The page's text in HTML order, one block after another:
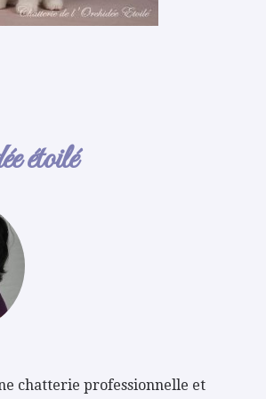
étoilé
chatterie professionnelle et